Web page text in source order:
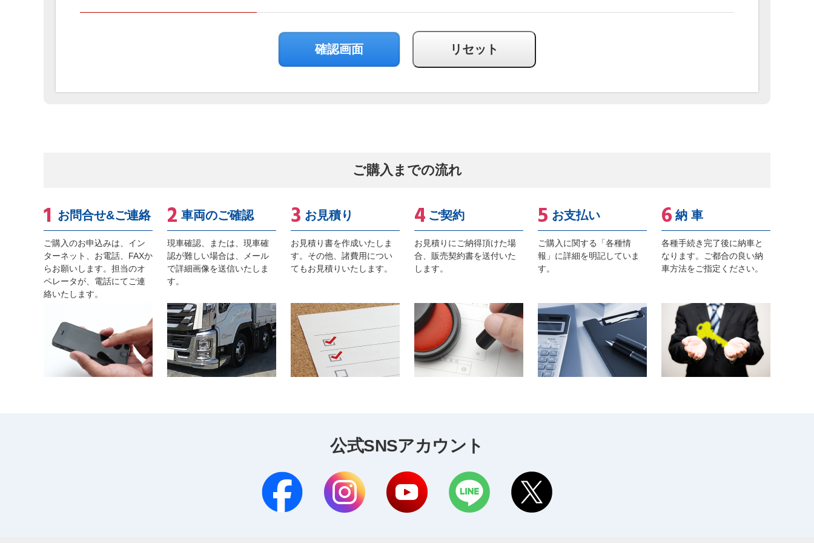
ご購入までの流れ
お問合せ&ご連絡
ご購入のお申込みは、イン
ターネット、お電話、FAXか
らお願いします。担当のオ
ペレータが、電話にてご連
絡いたします。
車両のご確認
現車確認、または、現車確
認が難しい場合は、メール
で詳細画像を送信いたしま
す。
お見積り
お見積り書を作成いたしま
す。その他、諸費用につい
てもお見積りいたします。
ご契約
お見積りにご納得頂けた場
合、販売契約書を送付いた
します。
お支払い
ご購入に関する「各種情
報」に詳細を明記していま
す。
納 車
各種手続き完了後に納車と
なります。ご都合の良い納
車方法をご指定ください。
公式SNSアカウント